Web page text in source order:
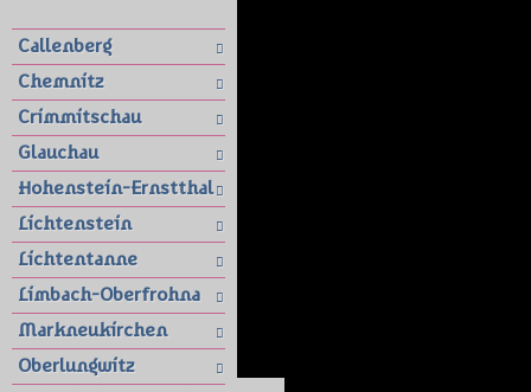
Callenberg
Chemnitz
Crimmitschau
Glauchau
Hohenstein-Ernstthal
Lichtenstein
Lichtentanne
Limbach-Oberfrohna
Markneukirchen
Oberlungwitz